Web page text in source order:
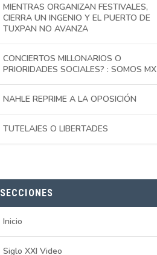
MIENTRAS ORGANIZAN FESTIVALES,
CIERRA UN INGENIO Y EL PUERTO DE
TUXPAN NO AVANZA
CONCIERTOS MILLONARIOS O
PRIORIDADES SOCIALES? : SOMOS MX
NAHLE REPRIME A LA OPOSICIÓN
TUTELAJES O LIBERTADES
SECCIONES
Inicio
Siglo XXI Video